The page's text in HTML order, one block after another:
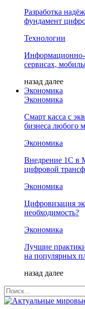
Разработка
фундамент
Технологии
Информационно-
сервисах,
назад далее
Экономика
Экономика
Смарт касса с
бизнеса любого
Экономика
Внедрение 1С в
цифровой
Экономика
Цифровизация
необходимость?
Экономика
Лучшие
на популярных
назад далее